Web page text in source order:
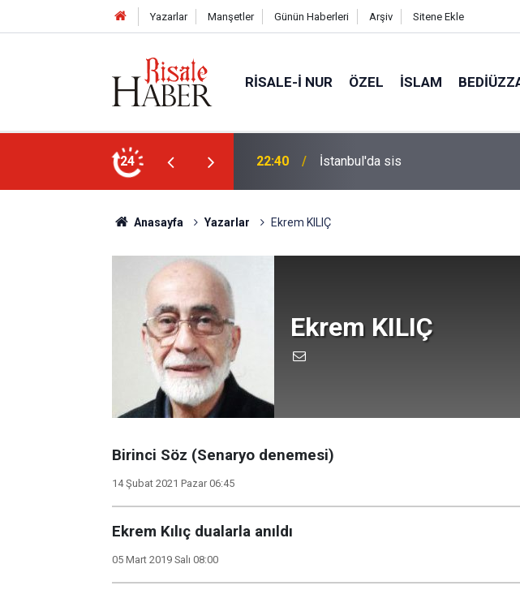
Yazarlar Manşetler Günün Haberleri Arşiv Sitene Ekle
RISALE-I NUR ÖZEL İSLAM
24 21:18 Biyoloji profesörünün parmağının
Anasayfa Yazarlar Ekrem KILIÇ
Ekrem KILIÇ
Birinci Söz (Senaryo denemesi)
14 Şubat 2021 Pazar 06:45
Ekrem Kılıç dualarla anıldı
05 Mart 2019 Salı 08:00